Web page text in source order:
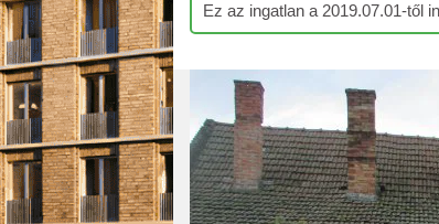
Ez az ingatlan a 2019.07.01-től